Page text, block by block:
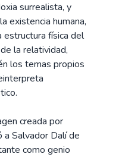
surrealista, y
existencia humana,
física del
la relatividad,
los temas propios
creada por
a Salvador Dalí de
como genio